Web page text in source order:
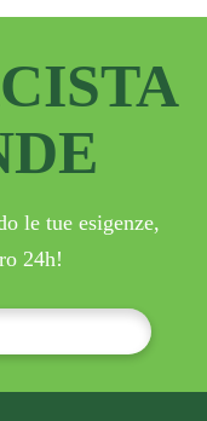
le tue esigenze,
24h!